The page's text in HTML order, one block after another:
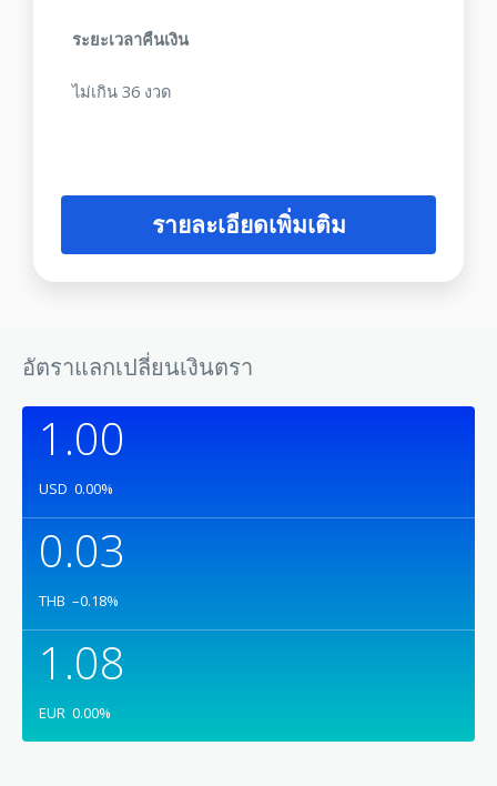
ระยะเวลาคืนเงิน
ไม่เกิน 36 งวด
รายละเอียดเพิ่มเติม
อัตราแลกเปลี่ยนเงินตรา
1.00
USD 0.00%
0.03
THB –0.18%
1.08
EUR 0.00%